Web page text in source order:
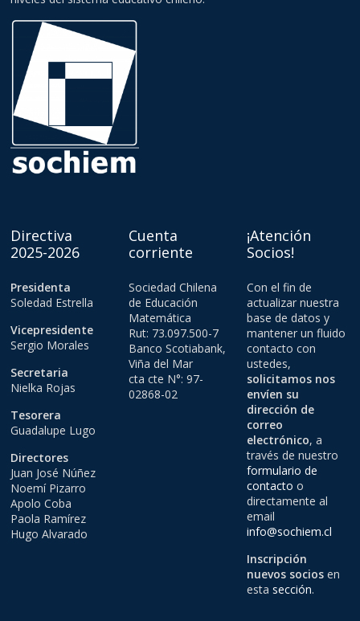
Directiva
2025-2026
Presidenta
Soledad Estrella
Vicepresidente
Sergio Morales
Secretaria
Nielka Rojas
Tesorera
Guadalupe Lugo
Directores
Juan José Núñez
Noemí Pizarro
Apolo Coba
Paola Ramírez
Hugo Alvarado
Cuenta
corriente
Sociedad Chilena
de Educación
Matemática
Rut: 73.097.500-7
Banco Scotiabank,
Viña del Mar
cta cte N°: 97-
02868-02
¡Atención
Socios!
Con el fin de
actualizar nuestra
base de datos y
mantener un fluido
contacto con
ustedes,
solicitamos nos
envíen su
dirección de
correo
electrónico, a
través de nuestro
formulario de
contacto o
directamente al
email
info@sochiem.cl
Inscripción
nuevos sociosen
esta sección.